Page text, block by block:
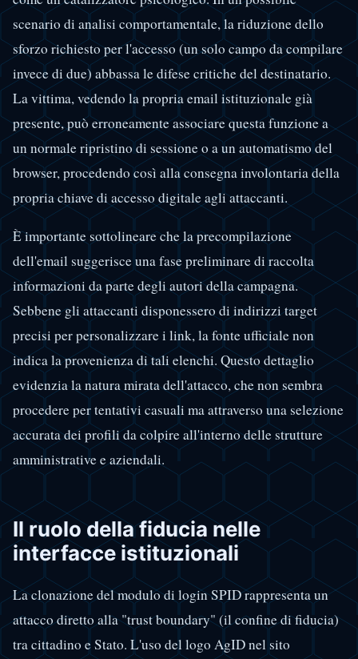
scenario di analisi comportamentale, la riduzione dello
sforzo richiesto per l'accesso (un solo campo da compilare
invece di due) abbassa le difese critiche del destinatario.
La vittima, vedendo la propria email istituzionale già
presente, può erroneamente associare questa funzione a
un normale ripristino di sessione o a un automatismo del
browser, procedendo così alla consegna involontaria della
propria chiave di accesso digitale agli attaccanti.
È importante sottolineare che la precompilazione
dell'email suggerisce una fase preliminare di raccolta
informazioni da parte degli autori della campagna.
Sebbene gli attaccanti disponessero di indirizzi target
precisi per personalizzare i link, la fonte ufficiale non
indica la provenienza di tali elenchi. Questo dettaglio
evidenzia la natura mirata dell'attacco, che non sembra
procedere per tentativi casuali ma attraverso una selezione
accurata dei profili da colpire all'interno delle strutture
amministrative e aziendali.
Il ruolo della fiducia nelle
interfacce istituzionali
La clonazione del modulo di login SPID rappresenta un
attacco diretto alla "trust boundary" (il confine di fiducia)
tra cittadino e Stato. L'uso del logo AgID nel sito